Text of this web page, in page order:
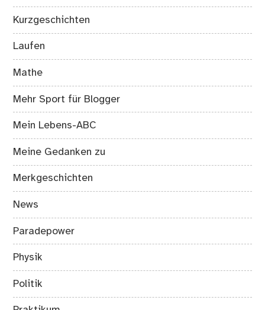
Kurzgeschichten
Laufen
Mathe
Mehr Sport für Blogger
Mein Lebens-ABC
Meine Gedanken zu
Merkgeschichten
News
Paradepower
Physik
Politik